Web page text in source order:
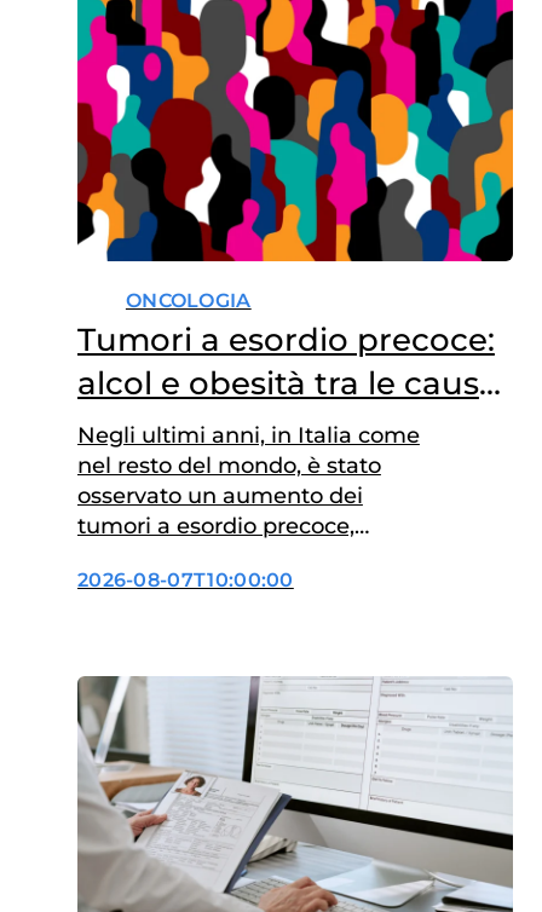
ONCOLOGIA
Tumori a esordio precoce:
alcol e obesità tra le cause
principali
Negli ultimi anni, in Italia come
nel resto del mondo, è stato
osservato un aumento dei
tumori a esordio precoce,
Tra i fattori di rischio
aumentano, sia
indipendentemente sia in
modo sinergico, il rischio di
sviluppare tumori della
mammella e…
2026-08-07T10:00:00